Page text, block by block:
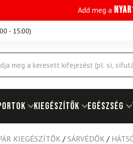
Add meg a
- 15:00)
KIEGÉSZÍTŐK EGÉSZSÉG
KIEGÉSZÍTŐK / SÁRVÉDŐK /